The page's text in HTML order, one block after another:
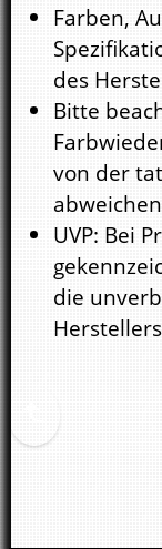
Farben,
des
Bitte
von der
UVP: Bei
die